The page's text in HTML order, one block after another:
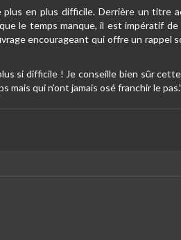
plus en plus difficile. Derrière un titre
le temps manque, il est impératif
encourageant qui offre un rappel
si difficile ! Je conseille bien sûr
qui n’ont jamais osé franchir le pas.”